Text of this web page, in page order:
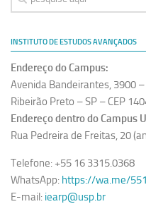
INSTITUTO DE ESTUDOS AVANÇADOS
Endereço do Campus:
Avenida Bandeirantes, 3900
Ribeirão Preto – SP – CEP
Endereço dentro do Campus
Rua Pedreira de Freitas, 20
Telefone: +55 16 3315.0368
WhatsApp: https://wa.me/
E-mail: iearp@usp.br